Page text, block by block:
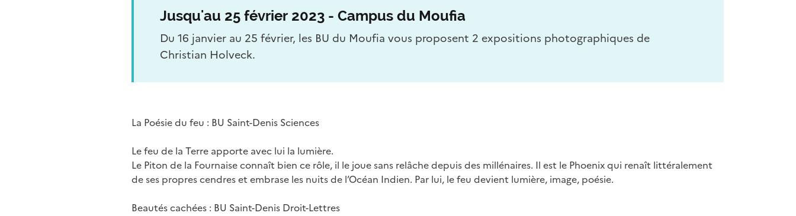
Jusqu'au 25 février 2023 - Campus du Moufia
Du 16 janvier au 25 février, les BU du Moufia vous proposent 2 expositions photographiques de
Christian Holveck.
La Poésie du feu : BU Saint-Denis Sciences
Le feu de la Terre apporte avec lui la lumière.
Le Piton de la Fournaise connaît bien ce rôle, il le joue sans relâche depuis des millénaires. Il est le Phoenix qui renaît littéralement
de ses propres cendres et embrase les nuits de l’Océan Indien. Par lui, le feu devient lumière, image, poésie.
Beautés cachées : BU Saint-Denis Droit-Lettres